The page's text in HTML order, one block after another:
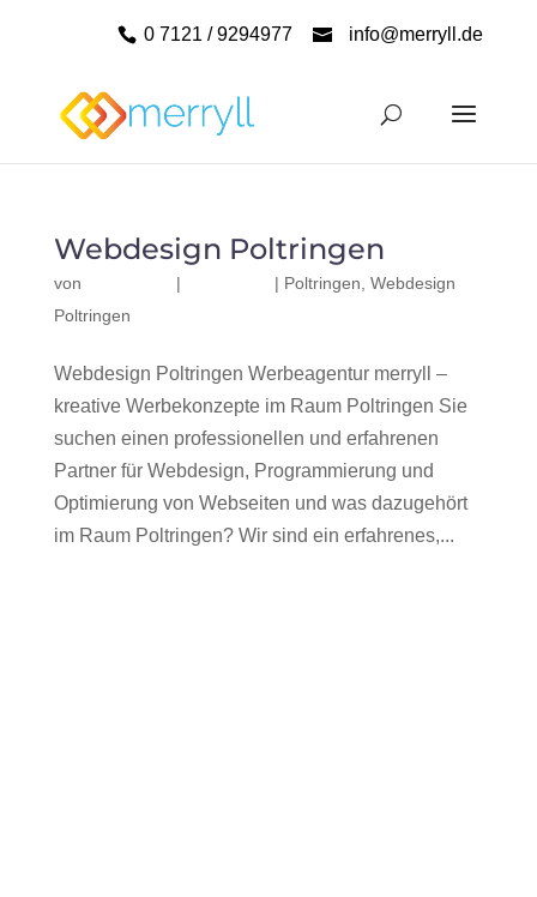
0 7121 / 9294977 info@merryll.de
Webdesign Poltringen
von | | Poltringen Webdesign
Poltringen
Webdesign Poltringen Werbeagentur merryll –
kreative Werbekonzepte im Raum Poltringen Sie
suchen einen professionellen und erfahrenen
Partner für Webdesign, Programmierung und
Optimierung von Webseiten und was dazugehört
im Raum Poltringen? Wir sind ein erfahrenes,...